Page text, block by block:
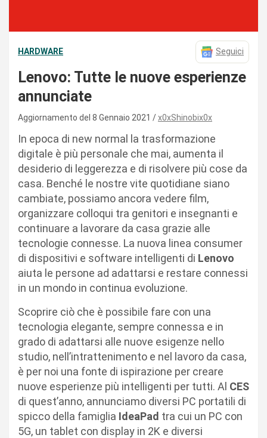
HARDWARE Seguici
Lenovo: Tutte le nuove esperienze
annunciate
Aggiornamento del 8 Gennaio 2021 x0xShinobix0x
In epoca di new normal la trasformazione
digitale è più personale che mai, aumenta il
desiderio di leggerezza e di risolvere più cose da
casa. Benché le nostre vite quotidiane siano
cambiate, possiamo ancora vedere film,
organizzare colloqui tra genitori e insegnanti e
continuare a lavorare da casa grazie alle
tecnologie connesse. La nuova linea consumer
di dispositivi e software intelligenti di Lenovo
aiuta le persone ad adattarsi e restare connessi
in un mondo in continua evoluzione.
Scoprire ciò che è possibile fare con una
tecnologia elegante, sempre connessa e in
grado di adattarsi alle nuove esigenze nello
studio, nell’intrattenimento e nel lavoro da casa,
è per noi una fonte di ispirazione per creare
nuove esperienze più intelligenti per tutti. Al CES
di quest’anno, annunciamo diversi PC portatili di
spicco della famiglia IdeaPad tra cui un PC con
5G, un tablet con display in 2K e diversi